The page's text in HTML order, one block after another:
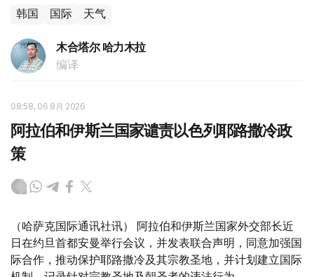
韩国 国际 天气
木合塔尔 哈力木拉
编译
08:58, 06 8月 2026
阿拉伯和伊斯兰国家谴责以色列耶路撒冷政
策
（哈萨克国际通讯社讯） 阿拉伯和伊斯兰国家外交部长近
日在约旦首都安曼举行会议，并发表联合声明，同意加强国
际合作，推动保护耶路撒冷及其宗教圣地，并计划建立国际